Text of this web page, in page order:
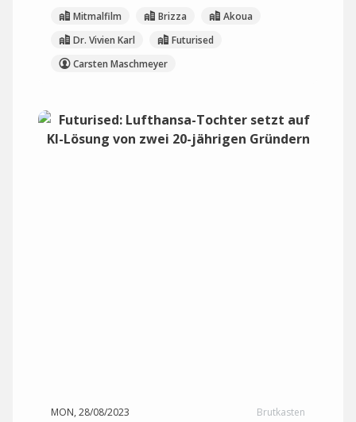
Mitmalfilm Brizza
Akoua
Dr. Vivien Karl
Futurised
Carsten Maschmeyer
MON, 28/08/2023 Brutkasten